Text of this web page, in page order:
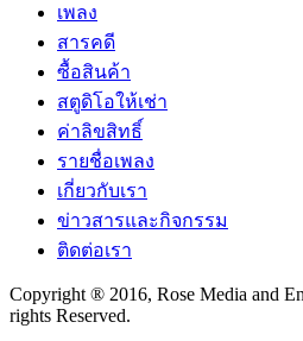
เพลง
สารคดี
ซื้อสินค้า
สตูดิโอให้เช่า
ค่าลิขสิทธิ์
รายชื่อเพลง
เกี่ยวกับเรา
ข่าวสารและกิจกรรม
ติดต่อเรา
Copyright ® 2016, Rose Media and
rights Reserved.